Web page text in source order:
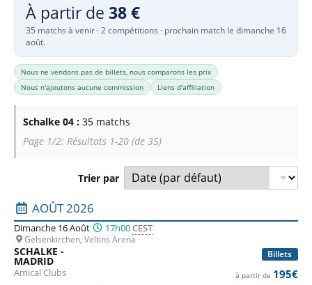
À partir de 38 €
35 matchs à venir · 2 compétitions · prochain match le dimanche 16
août.
Nous ne vendons pas de billets, nous comparons les prix
Nous n'ajoutons aucune commission
Liens d'affiliation
Schalke 04 : 35 matchs
Page 1/2: Résultats 1-20 (de 35)
Trier par
Liste des prochains matchs : Schalke 04. Colonne 1 :
AOÛT 2026
Dimanche 16 Août 17h00CEST
Gelsenkirchen, Veltins Arena
Billets
SCHALKE -
MADRID
Amical Clubs à partir de 195€